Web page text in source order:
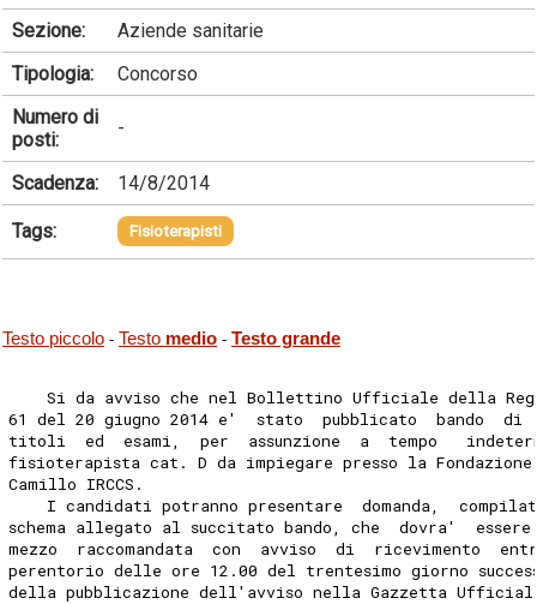
Sezione:
Aziende sanitarie
Tipologia:
Concorso
Numero di
posti:
-
Scadenza: 14/8/2014
Tags: Fisioterapisti
Testo piccolo - Testo medio - Testo grande
Si da avviso che nel Bollettino Ufficiale della
61 del 20 giugno 2014 e'  stato  pubblicato  bando  di
titoli  ed  esami,  per  assunzione  a  tempo
fisioterapista cat. D da impiegare presso la Fondazione
Camillo IRCCS.
I candidati potranno presentare  domanda,
schema allegato al succitato bando, che  dovra'  essere
mezzo  raccomandata  con  avviso  di  ricevimento
perentorio delle ore 12.00 del trentesimo giorno
della pubblicazione dell'avviso nella Gazzetta